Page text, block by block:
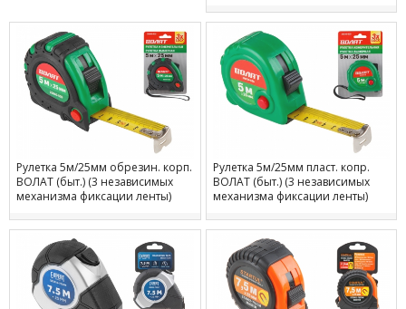
Рулетка 5м/25мм обрезин. корп.
ВОЛАТ (быт.) (3 независимых
механизма фиксации ленты)
Рулетка 5м/25мм пласт. копр.
ВОЛАТ (быт.) (3 независимых
механизма фиксации ленты)